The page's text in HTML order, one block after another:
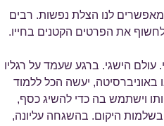
לנו הצלת נפשות. רבים
את הפרטים הקטנים בחייו.
עולם הישגי. ברגע שעמד על רגליו
באוניברסיטה, יעשה הכל ללמוד
וישתמש בה כדי להשיג כסף,
היקום. בהשגחה עליונה,